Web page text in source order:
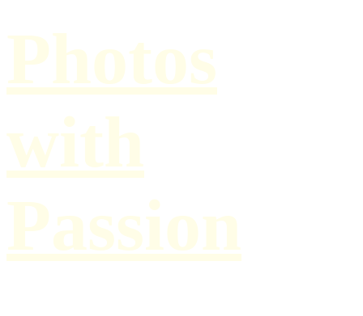
Photos
with
Passion